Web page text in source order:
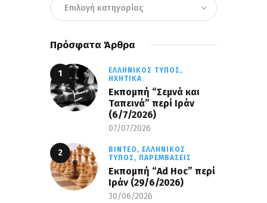
Πρόσφατα Άρθρα
ΕΛΛΗΝΙΚΌΣ ΤΎΠΟΣ,
ΗΧΗΤΙΚΆ
Εκπομπή “Σεμνά και
Ταπεινά” περί Ιράν
(6/7/2026)
07/07/2026
ΒΊΝΤΕΟ, ΕΛΛΗΝΙΚΌΣ
ΤΎΠΟΣ, ΠΑΡΕΜΒΆΣΕΙΣ
Εκπομπή “Ad Hoc” περί
Iράν (29/6/2026)
30/06/2026